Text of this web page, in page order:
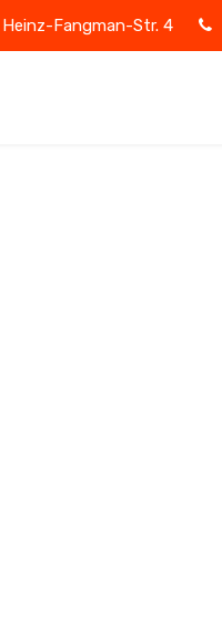
Heinz-Fangman-Str. 4